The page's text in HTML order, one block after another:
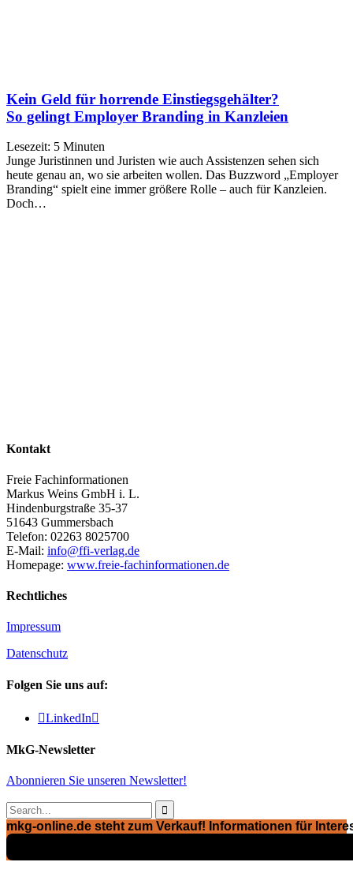
Kein Geld für horrende Einstiegsgehälter?
So gelingt Employer Branding in Kanzleien
Lesezeit: 5 Minuten
Junge Juristinnen und Juristen wie auch Assistenzen sehen sich
heute genau an, wo sie arbeiten wollen. Das Buzzword „Employer
Branding“ spielt eine immer größere Rolle – auch für Kanzleien.
Doch…
Kontakt
Freie Fachinformationen
Markus Weins GmbH i. L.
Hindenburgstraße 35-37
51643 Gummersbach
Telefon: 02263 8025700
E-Mail: info@ffi-verlag.de
Homepage: www.freie-fachinformationen.de
Rechtliches
Impressum
Datenschutz
Folgen Sie uns auf:
LinkedIn
MkG-Newsletter
Abonnieren Sie unseren Newsletter!

mkg-online.de steht zum Verkauf! Informationen für